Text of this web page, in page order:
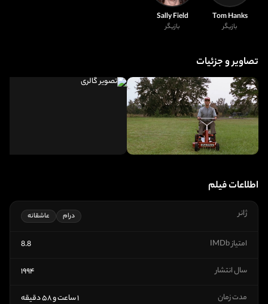
Tom Hanks
بازیگر
Sally Field
بازیگر
تصاویر و جزئیات
اطلاعات فیلم
ژانر درام عاشقانه
امتیاز IMDb 8.8
سال انتشار ۱۹۹۴
مدت زمان ۱ ساعت و ۵۸ دقیقه